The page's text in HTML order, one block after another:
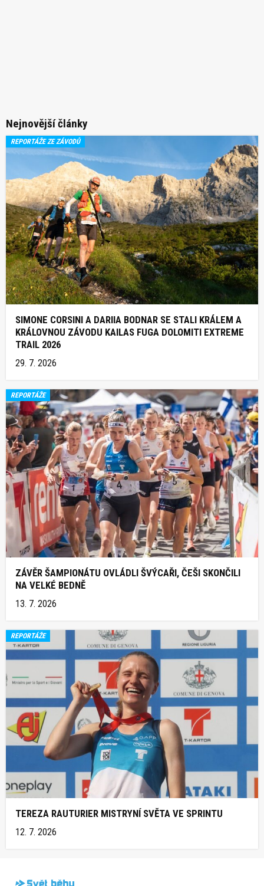
Nejnovější články
REPORTÁŽE ZE ZÁVODŮ
SIMONE CORSINI A DARIIA BODNAR SE STALI KRÁLEM A
KRÁLOVNOU ZÁVODU KAILAS FUGA DOLOMITI EXTREME
TRAIL 2026
29. 7. 2026
REPORTÁŽE
ZÁVĚR ŠAMPIONÁTU OVLÁDLI ŠVÝCAŘI, ČEŠI SKONČILI
NA VELKÉ BEDNĚ
13. 7. 2026
REPORTÁŽE
TEREZA RAUTURIER MISTRYNÍ SVĚTA VE SPRINTU
12. 7. 2026